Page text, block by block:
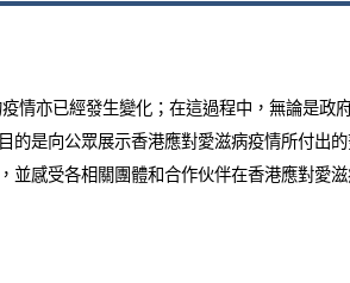
情亦已經發生變化；在這過程中，無論是政
的是向公眾展示香港應對愛滋病疫情所付出
並感受各相關團體和合作伙伴在香港應對愛